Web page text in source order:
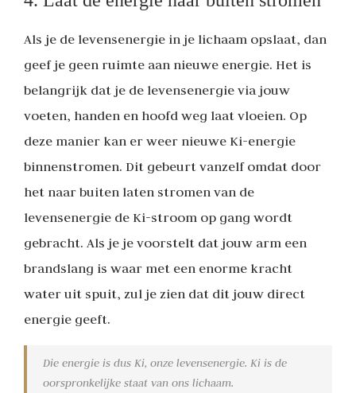
Als je de levensenergie in je lichaam opslaat, dan
geef je geen ruimte aan nieuwe energie. Het is
belangrijk dat je de levensenergie via jouw
voeten, handen en hoofd weg laat vloeien. Op
deze manier kan er weer nieuwe Ki-energie
binnenstromen. Dit gebeurt vanzelf omdat door
het naar buiten laten stromen van de
levensenergie de Ki-stroom op gang wordt
gebracht. Als je je voorstelt dat jouw arm een
brandslang is waar met een enorme kracht
water uit spuit, zul je zien dat dit jouw direct
energie geeft.
Die energie is dus Ki, onze levensenergie. Ki is de
oorspronkelijke staat van ons lichaam.